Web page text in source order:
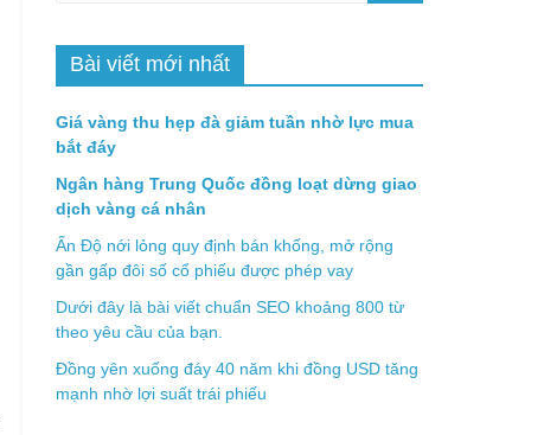
Bài viết mới nhất
Giá vàng thu hẹp đà giảm tuần nhờ lực mua
bắt đáy
Ngân hàng Trung Quốc đồng loạt dừng giao
dịch vàng cá nhân
Ấn Độ nới lỏng quy định bán khống, mở rộng
gần gấp đôi số cổ phiếu được phép vay
Dưới đây là bài viết chuẩn SEO khoảng 800 từ
theo yêu cầu của bạn.
Đồng yên xuống đáy 40 năm khi đồng USD tăng
mạnh nhờ lợi suất trái phiếu